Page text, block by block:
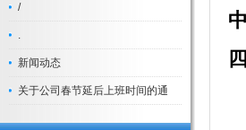
/
.
新闻动态
关于公司春节延后上班时间的通